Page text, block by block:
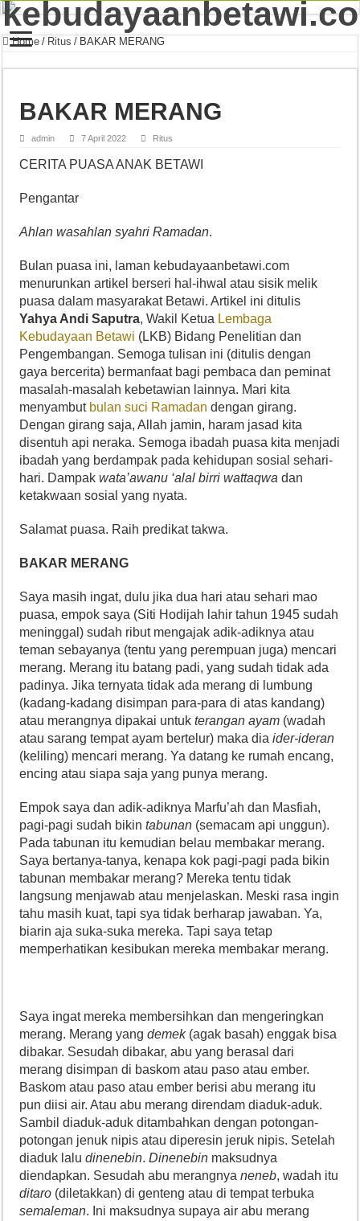
Home / Ritus / BAKAR MERANG
BAKAR MERANG
admin 7 April 2022 Ritus
CERITA PUASA ANAK BETAWI
Pengantar
Ahlan wasahlan syahri Ramadan.
Bulan puasa ini, laman kebudayaanbetawi.com
menurunkan artikel berseri hal-ihwal atau sisik melik
puasa dalam masyarakat Betawi. Artikel ini ditulis
Yahya Andi Saputra, Wakil Ketua Lembaga
Kebudayaan Betawi (LKB) Bidang Penelitian dan
Pengembangan. Semoga tulisan ini (ditulis dengan
gaya bercerita) bermanfaat bagi pembaca dan peminat
masalah-masalah kebetawian lainnya. Mari kita
menyambut bulan suci Ramadan dengan girang.
Dengan girang saja, Allah jamin, haram jasad kita
disentuh api neraka. Semoga ibadah puasa kita menjadi
ibadah yang berdampak pada kehidupan sosial sehari-
hari. Dampakwata’awanu ‘alal birri wattaqwa dan
ketakwaan sosial yang nyata.
Salamat puasa. Raih predikat takwa.
BAKAR MERANG
Saya masih ingat, dulu jika dua hari atau sehari mao
puasa, empok saya (Siti Hodijah lahir tahun 1945 sudah
meninggal) sudah ribut mengajak adik-adiknya atau
teman sebayanya (tentu yang perempuan juga) mencari
merang. Merang itu batang padi, yang sudah tidak ada
padinya. Jika ternyata tidak ada merang di lumbung
(kadang-kadang disimpan para-para di atas kandang)
atau merangnya dipakai untukterangan ayam (wadah
atau sarang tempat ayam bertelur) maka diaider-ideran
(keliling) mencari merang. Ya datang ke rumah encang,
encing atau siapa saja yang punya merang.
Empok saya dan adik-adiknya Marfu’ah dan Masfiah,
pagi-pagi sudah bikintabunan (semacam api unggun).
Pada tabunan itu kemudian belau membakar merang.
Saya bertanya-tanya, kenapa kok pagi-pagi pada bikin
tabunan membakar merang? Mereka tentu tidak
langsung menjawab atau menjelaskan. Meski rasa ingin
tahu masih kuat, tapi sya tidak berharap jawaban. Ya,
biarin aja suka-suka mereka. Tapi saya tetap
memperhatikan kesibukan mereka membakar merang.
Saya ingat mereka membersihkan dan mengeringkan
merang. Merang yangdemek(agak basah) enggak bisa
dibakar. Sesudah dibakar, abu yang berasal dari
merang disimpan di baskom atau paso atau ember.
Baskom atau paso atau ember berisi abu merang itu
pun diisi air. Atau abu merang direndam diaduk-aduk.
Sambil diaduk-aduk ditambahkan dengan potongan-
potongan jenuk nipis atau diperesin jeruk nipis. Setelah
diaduk laludinenebin.Dinenebin maksudnya
diendapkan. Sesudah abu merangnyaneneb, wadah itu
ditaro (diletakkan) di genteng atau di tempat terbuka
semaleman. Ini maksudnya supaya air abu merang